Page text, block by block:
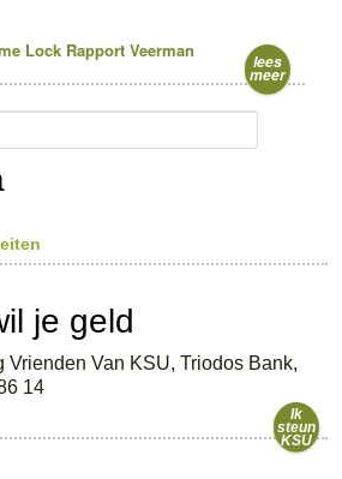
Lock Rapport Veerman
lees
meer
je geld
Vrienden Van KSU, Triodos Bank,
14
Ik
steun
KSU